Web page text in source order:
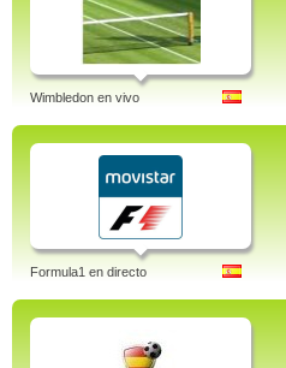
Wimbledon en vivo
Formula1 en directo